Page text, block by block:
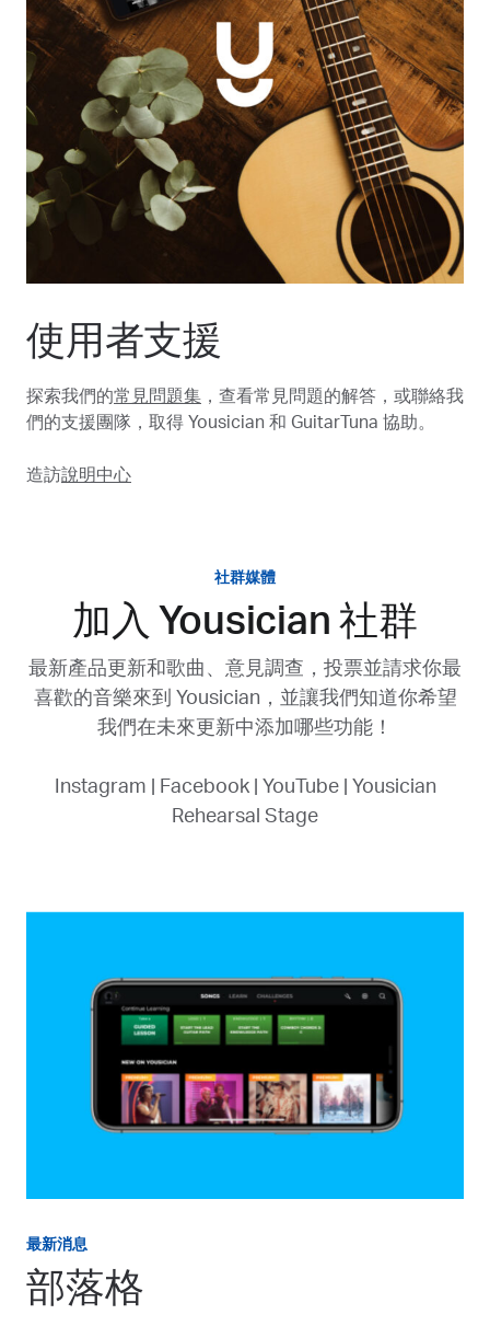
使用者支援
探索我們的常見問題集 ，查看常見問題的解答，或聯絡我
們的支援團隊，取得 Yousician 和 GuitarTuna 協助。
造訪說明中心
社群媒體
加入 Yousician 社群
最新產品更新和歌曲、意見調查，投票並請求你最
喜歡的音樂來到 Yousician，並讓我們知道你希望
我們在未來更新中添加哪些功能！
Instagram Facebook| YouTube| Yousician
Rehearsal Stage
最新消息
部落格